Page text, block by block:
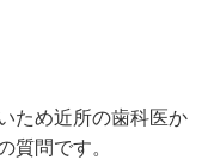
ため近所の歯科医か
質問です。